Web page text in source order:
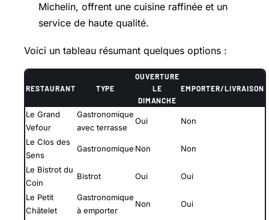
Michelin, offrent une cuisine raffinée et un
service de haute qualité.
Voici un tableau résumant quelques options :
RESTAURANT TYPE
OUVERTURE
LE
DIMANCHE
EMPORTER/LIVRAISON
Le Grand
Vefour
Gastronomique
avec terrasse
Oui Non
Le Clos des
Sens
Gastronomique Non Non
Le Bistrot du
Coin
Bistrot Oui Oui
Le Petit
Châtelet
Gastronomique
à emporter
Non Oui